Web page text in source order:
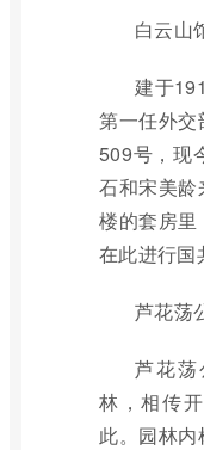
白云山
建于
第一任外
509号，现
石和宋美
楼的套房
在此进行国
芦花荡
芦花
林，相传
此。园林